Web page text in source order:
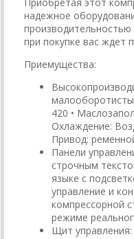
Приобретая этот
надежное
при покупке вас ждет
Приемущества:
420 •
Охлаждение:
Привод:
Панели
строчным
языке с
управление и
компрессорной
режиме
Щит